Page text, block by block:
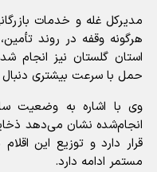
مدیرکل غله و خدمات
هرگونه وقفه در روند
استان گلستان نیز انجام
حمل با سرعت بیشتری
وی با اشاره به وضعیت
انجام‌شده نشان می‌دهد
قرار دارد و توزیع این
مستمر ادامه دارد.